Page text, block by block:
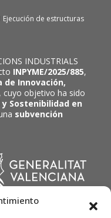
Ejecución de estructuras
INDUSTRIALS
INPYME/2025/885,
de Innovación,
, cuyo objetivo ha sido
Sostenibilidad en
subvención